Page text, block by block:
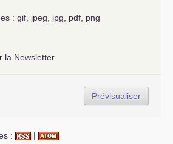
: gif, jpeg, jpg, pdf, png
la Newsletter
: |